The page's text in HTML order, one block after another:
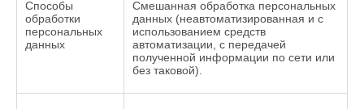
Способы
обработки
персональных
данных
Смешанная обработка персональных
данных (неавтоматизированная и с
использованием средств
автоматизации, с передачей
полученной информации по сети или
без таковой).